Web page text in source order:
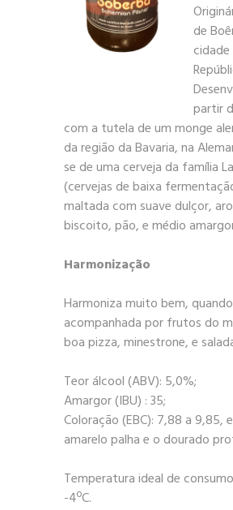
de
cidade
partir
com a tutela de um monge
da região da Bavaria, na
se de uma cerveja da família
(cervejas de baixa
maltada com suave dulçor,
biscoito, pão, e médio
Harmonização
Harmoniza muito bem, quando
acompanhada por frutos do
boa pizza, minestrone, e
Teor álcool (ABV): 5,0%;
Amargor (IBU) : 35;
Coloração (EBC): 7,88 a 9,85,
amarelo palha e o dourado
Temperatura ideal de
-4ºC.